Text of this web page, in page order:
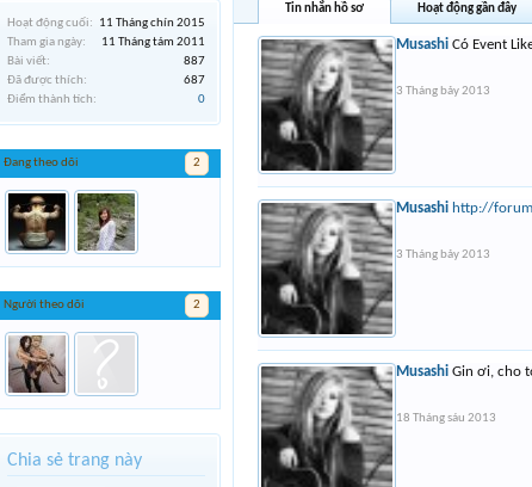
Hoạt động cuối:
11 Tháng chín 2015
Tham gia ngày:
11 Tháng tám 2011
Bài viết:
887
Đã được thích:
687
Điểm thành tích:
0
Đang theo dõi 2
Người theo dõi 2
Chia sẻ trang này
Tin nhắn hồ sơ Hoạt động gần đây
Musashi Có Event
3 Tháng bảy 2013
Musashi http://
3 Tháng bảy 2013
Musashi Gin ơi, cho
18 Tháng sáu 2013